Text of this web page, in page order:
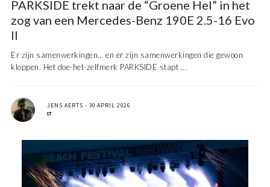
PARKSIDE trekt naar de “Groene Hel” in het
zog van een Mercedes-Benz 190E 2.5-16 Evo
II
Er zijn samenwerkingen… en er zijn samenwerkingen die gewoon
kloppen. Het doe-het-zelfmerk PARKSIDE stapt ...
JENS AERTS 30 APRIL 2026